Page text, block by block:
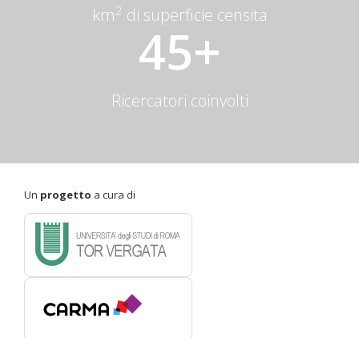
km2 di superficie censita
45+
Ricercatori coinvolti
Un progetto a cura di